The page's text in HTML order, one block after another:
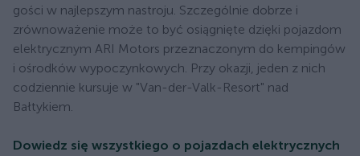
gości w najlepszym nastroju. Szczególnie dobrze i
zrównoważenie może to być osiągnięte dzięki pojazdom
elektrycznym ARI Motors przeznaczonym do kempingów
i ośrodków wypoczynkowych. Przy okazji, jeden z nich
codziennie kursuje w "Van-der-Valk-Resort" nad
Bałtykiem.
Dowiedz się wszystkiego o pojazdach elektrycznych